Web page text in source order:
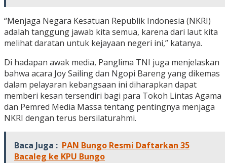
“Menjaga Negara Kesatuan Republik Indonesia (NKRI)
adalah tanggung jawab kita semua, karena dari laut kita
melihat daratan untuk kejayaan negeri ini,” katanya.
Di hadapan awak media, Panglima TNI juga menjelaskan
bahwa acara Joy Sailing dan Ngopi Bareng yang dikemas
dalam pelayaran kebangsaan ini diharapkan dapat
memberi kesan tersendiri bagi para Tokoh Lintas Agama
dan Pemred Media Massa tentang pentingnya menjaga
NKRI dengan terus bersilaturahmi.
Baca Juga : PAN Bungo Resmi Daftarkan 35
Bacaleg ke KPU Bungo